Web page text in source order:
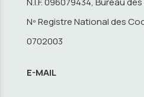
Nº Registre National des
0702003
E-MAIL